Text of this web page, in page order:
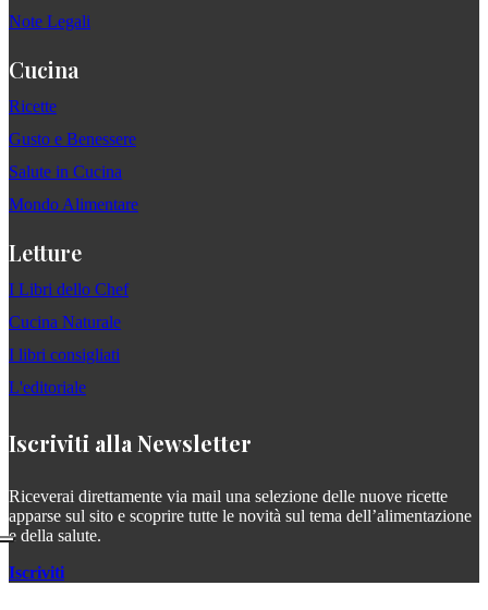
Note Legali
Cucina
Ricette
Gusto e Benessere
Salute in Cucina
Mondo Alimentare
Letture
I Libri dello Chef
Cucina Naturale
I libri consigliati
L'editoriale
Iscriviti alla Newsletter
Riceverai direttamente via mail una selezione delle nuove ricette
apparse sul sito e scoprire tutte le novità sul tema dell’alimentazione
e della salute.
Iscriviti